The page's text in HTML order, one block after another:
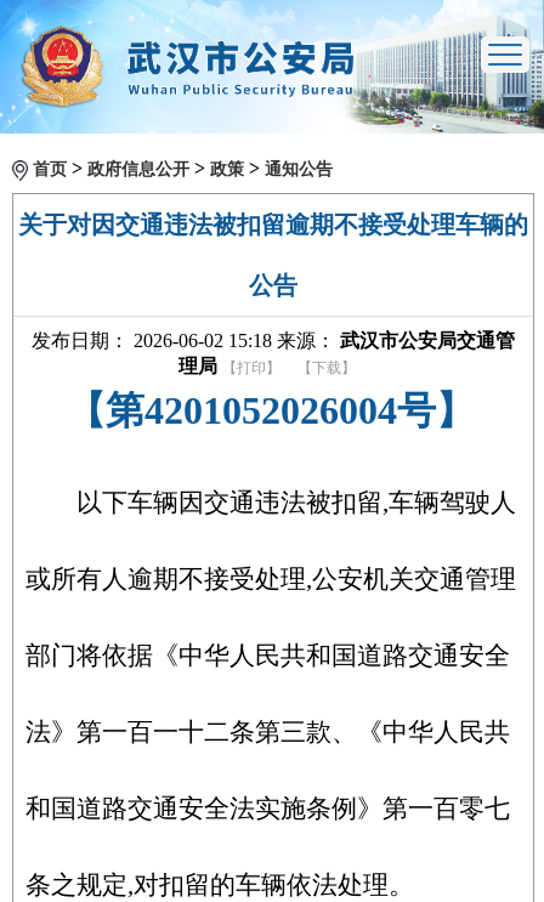
首页 > 政府信息公开 > 政策 > 通知公告
关于对因交通违法被扣留逾期不接受处理车辆的
公告
发布日期： 2026-06-02 15:18 来源：
武汉市公安局交通管
理局
【打印】 【下载】
【第4201052026004号】
以下车辆因交通违法被扣留,车辆驾驶人
或所有人逾期不接受处理,公安机关交通管理
部门将依据《中华人民共和国道路交通安全
法》第一百一十二条第三款、《中华人民共
和国道路交通安全法实施条例》第一百零七
条之规定,对扣留的车辆依法处理。